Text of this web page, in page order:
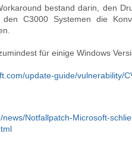
bestand darin, den
C3000 Systemen die
für einige Windows
update-guide/vulnerability/
news/Notfallpatch-Microsoft-